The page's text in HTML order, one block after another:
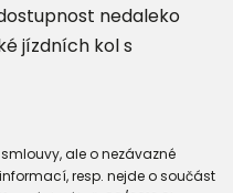
nedaleko
jízdních kol s
ale o nezávazné
resp. nejde o součást